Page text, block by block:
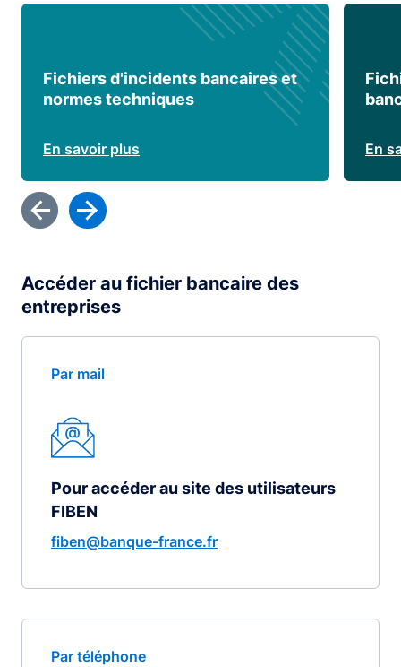
Fichiers d'incidents bancaires et
normes techniques
En savoir plus En
Accéder au fichier bancaire des
entreprises
Par mail
Pour accéder au site des utilisateurs
FIBEN
fiben@banque-france.fr
Par téléphone